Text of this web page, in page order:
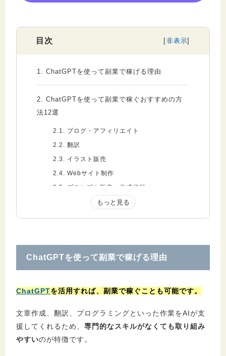
目次
1. ChatGPTを使って副業で稼げる理由
2.
ChatGPTを使って副業で稼ぐおすすめの方
法12選
2.1.
ブログ・アフィリエイト
2.2.
翻訳
2.3.
イラスト販売
2.4.
Webサイト制作
2.5.
プロンプト販売・作成代行
キャッチコピー作成
2.9.動画編集・配信
2.10.SNSの運用代行
2.11.プログラミング
2.12.ChatGPTを活用したサービス開発
3.ChatGPTを使って副業で稼ぐメリット
ChatGPTを使って副業で稼げる理由
ChatGPTを活用すれば、副業で稼ぐことも可能です。
文章作成、翻訳、プログラミングといった作業をAIが支
援してくれるため、 専門的なスキルがなくても取り組み
やすいのが特徴です。